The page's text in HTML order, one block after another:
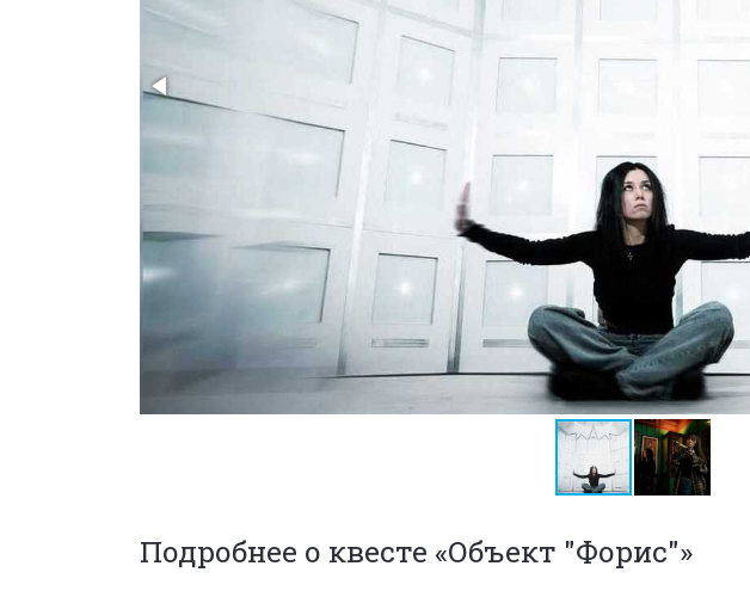
Подробнее о квесте «Объект "Форис"»